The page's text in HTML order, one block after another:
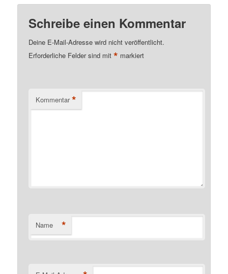
Schreibe einen Kommentar
Deine E-Mail-Adresse wird nicht veröffentlicht.
Erforderliche Felder sind mit* markiert
Kommentar *
Name *